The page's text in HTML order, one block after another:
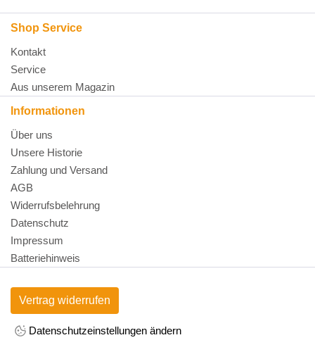
Shop Service
Kontakt
Service
Aus unserem Magazin
Informationen
Über uns
Unsere Historie
Zahlung und Versand
AGB
Widerrufsbelehrung
Datenschutz
Impressum
Batteriehinweis
Vertrag widerrufen
Datenschutzeinstellungen ändern